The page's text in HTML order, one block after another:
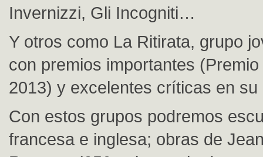
Invernizzi, Gli Incogniti…
Y otros como La Ritirata, grupo
con premios importantes
2013) y excelentes críticas en
Con estos grupos podremos
francesa e inglesa; obras de